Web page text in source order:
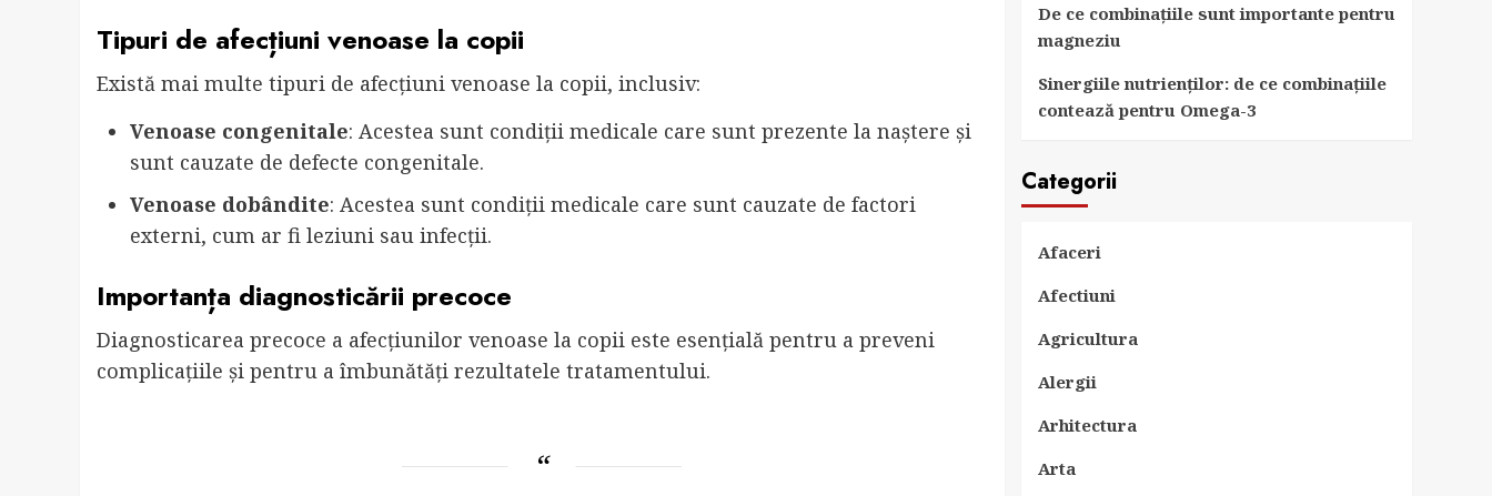
Tipuri de afecțiuni venoase la copii
Există mai multe tipuri de afecțiuni venoase la copii, inclusiv:
Venoase congenitale: Acestea sunt condiții medicale care sunt prezente la naștere și
sunt cauzate de defecte congenitale.
Venoase dobândite: Acestea sunt condiții medicale care sunt cauzate de factori
externi, cum ar fi leziuni sau infecții.
Importanța diagnosticării precoce
Diagnosticarea precoce a afecțiunilor venoase la copii este esențială pentru a preveni
complicațiile și pentru a îmbunătăți rezultatele tratamentului.
De ce combinațiile sunt importante pentru
magneziu
Sinergiile nutrienților: de ce combinațiile
contează pentru Omega-3
Categorii
Afaceri
Afectiuni
Agricultura
Alergii
Arhitectura
Arta